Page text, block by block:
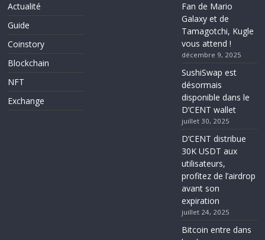
Actualité
Guide
Coinstory
Blockchain
NFT
Exchange
Fan de Mario
Galaxy et de
Tamagotchi, Kugle
vous attend !
décembre 9, 2025
SushiSwap est
désormais
disponible dans le
D’CENT wallet
juillet 30, 2025
D’CENT distribue
30K USDT aux
utilisateurs,
profitez de l’airdrop
avant son
expiration
juillet 24, 2025
Bitcoin entre dans